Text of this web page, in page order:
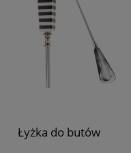
Łyżka do butów